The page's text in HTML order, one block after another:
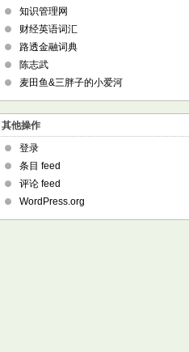
知识管理网
财经英语词汇
路透金融词典
陈志武
麦田鱼&三胖子的小爱河
其他操作
登录
条目 feed
评论 feed
WordPress.org